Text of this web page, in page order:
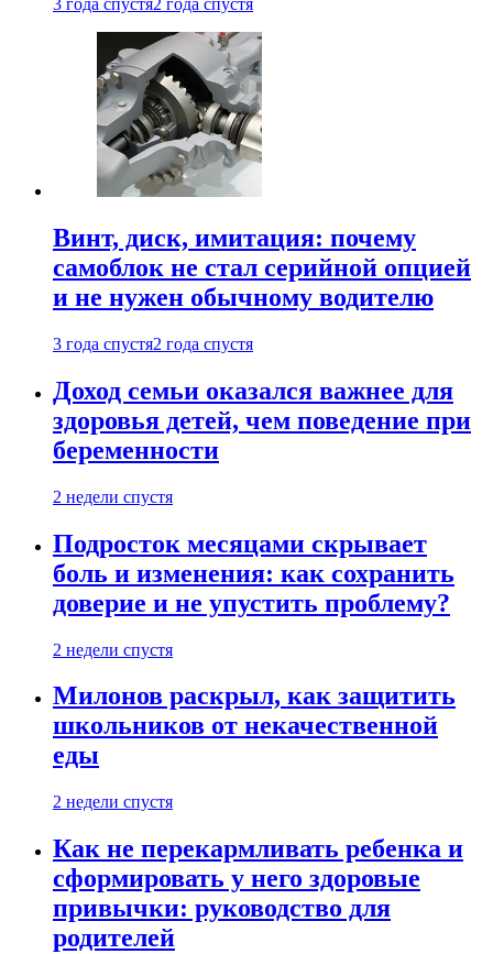
3 года спустя2 года спустя
Винт, диск, имитация: почему
самоблок не стал серийной опцией
и не нужен обычному водителю
3 года спустя2 года спустя
Доход семьи оказался важнее для
здоровья детей, чем поведение при
беременности
2 недели спустя
Подросток месяцами скрывает
боль и изменения: как сохранить
доверие и не упустить проблему?
2 недели спустя
Милонов раскрыл, как защитить
школьников от некачественной
еды
2 недели спустя
Как не перекармливать ребенка и
сформировать у него здоровые
привычки: руководство для
родителей